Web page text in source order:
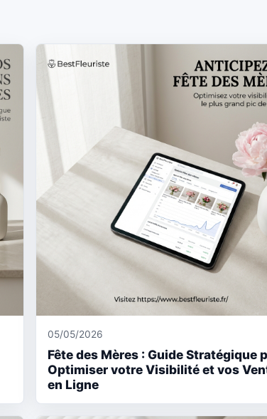
05/05/2026
Fête des Mères : Guide Stratégique
Optimiser votre Visibilité et vos
en Ligne